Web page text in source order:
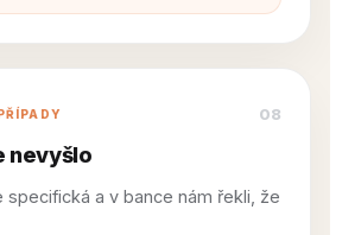
08
nevyšlo
specifická a v bance nám řekli, že